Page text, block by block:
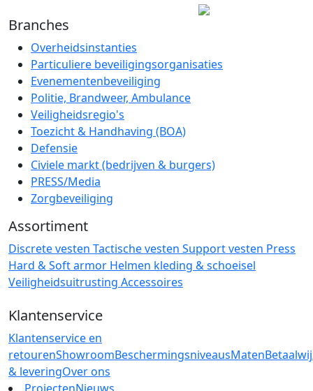
Branches
Overheidsinstanties
Particuliere beveiligingsorganisaties
Evenementenbeveiliging
Politie, Brandweer, Ambulance
Veiligheidsregio's
Toezicht & Handhaving (BOA)
Defensie
Civiele markt (bedrijven & burgers)
PRESS/Media
Zorgbeveiliging
Assortiment
Discrete vesten Tactische vesten Support vesten Press
Hard & Soft armor Helmen kleding & schoeisel
Veiligheidsuitrusting Accessoires
Klantenservice
Klantenservice en
retourenShowroomBeschermingsniveausMaten
& leveringOver ons